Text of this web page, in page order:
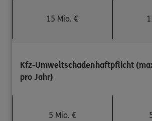
15 Mio. €
Kfz-Umweltschadenhaftpflicht
pro Jahr)
5 Mio. €